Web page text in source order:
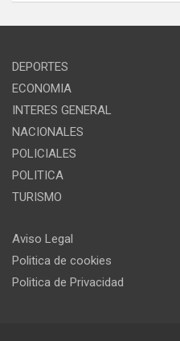
DEPORTES
ECONOMIA
INTERES GENERAL
NACIONALES
POLICIALES
POLITICA
TURISMO
Aviso Legal
Politica de cookies
Politica de Privacidad